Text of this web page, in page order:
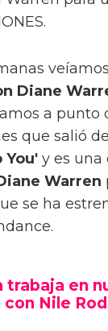
Diane
a punto
que salió
You' y es una
Warren
se ha
trabaja en
Nile